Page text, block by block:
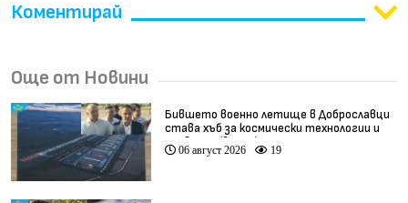
Коментирай
Още от Новини
Бившето военно летище в Доброславци
става хъб за космически технологии и
иновации (видео)
06 август 2026 19